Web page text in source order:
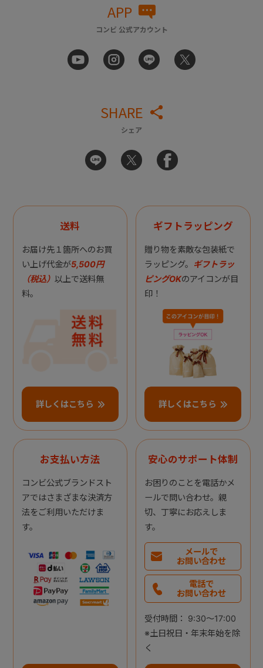
APP
コンビ 公式アカウント
SHARE
シェア
送料
お届け先１箇所へのお買
い上げ代金が5,500円
（税込） 以上で送料無
料。
詳しくはこちら
ギフトラッピング
贈り物を素敵な包装紙で
ラッピング。 ギフトラッ
ピングOKのアイコンが目
印！
詳しくはこちら
お支払い方法
コンビ公式ブランドスト
アではさまざまな決済方
法をご利用いただけま
す。
安心のサポート体制
お困りのことを電話かメ
ールで問い合わせ。親
切、丁寧にお応えしま
す。
メールで
お問い合わせ
電話で
お問い合わせ
受付時間： 9:30～17:00
※土日祝日・年末年始を除
く